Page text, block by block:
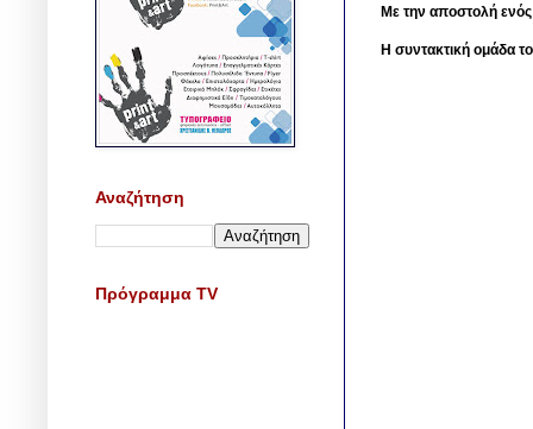
Με την αποστολή
Η συντακτική ομάδα
Αναζήτηση
Πρόγραμμα TV